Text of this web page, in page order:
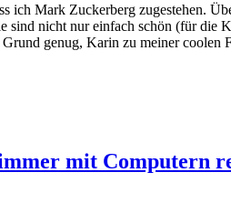
ich Mark Zuckerberg zugestehen.
sind nicht nur einfach schön (für
genug, Karin zu meiner coolen
mit Computern